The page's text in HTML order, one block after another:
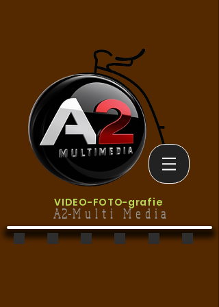
VIDEO-FOTO-grafie
A2-M u l t i M e d i a